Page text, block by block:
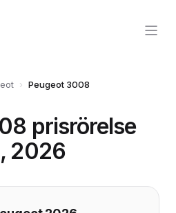
› Peugeot 3008
prisrörelse
2026